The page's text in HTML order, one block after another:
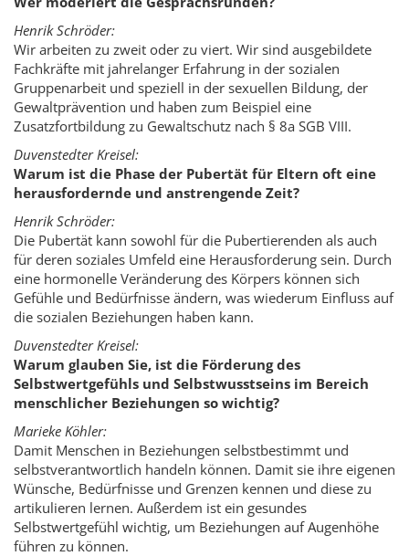
Henrik Schröder:
Wir arbeiten zu zweit oder zu viert. Wir sind ausgebildete
Fachkräfte mit jahrelanger Erfahrung in der sozialen
Gruppenarbeit und speziell in der sexuellen Bildung, der
Gewaltprävention und haben zum Beispiel eine
Zusatzfortbildung zu Gewaltschutz nach § 8a SGB VIII.
Duvenstedter Kreisel:
Warum ist die Phase der Pubertät für Eltern oft eine
herausfordernde und anstrengende Zeit?
Henrik Schröder:
Die Pubertät kann sowohl für die Pubertierenden als auch
für deren soziales Umfeld eine Herausforderung sein. Durch
eine hormonelle Veränderung des Körpers können sich
Gefühle und Bedürfnisse ändern, was wiederum Einfluss auf
die sozialen Beziehungen haben kann.
Duvenstedter Kreisel:
Warum glauben Sie, ist die Förderung des
Selbstwertgefühls und Selbstwusstseins im Bereich
menschlicher Beziehungen so wichtig?
Marieke Köhler:
Damit Menschen in Beziehungen selbstbestimmt und
selbstverantwortlich handeln können. Damit sie ihre eigenen
Wünsche, Bedürfnisse und Grenzen kennen und diese zu
artikulieren lernen. Außerdem ist ein gesundes
Selbstwertgefühl wichtig, um Beziehungen auf Augenhöhe
führen zu können.